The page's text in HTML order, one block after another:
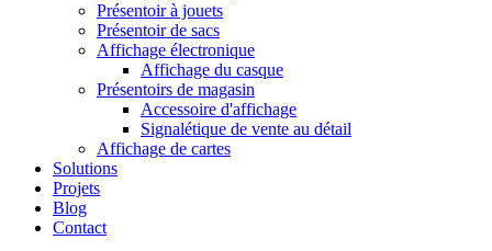
Présentoir à jouets
Présentoir de sacs
Affichage électronique
Affichage du casque
Présentoirs de magasin
Accessoire d'affichage
Signalétique de vente au détail
Affichage de cartes
Solutions
Projets
Blog
Contact